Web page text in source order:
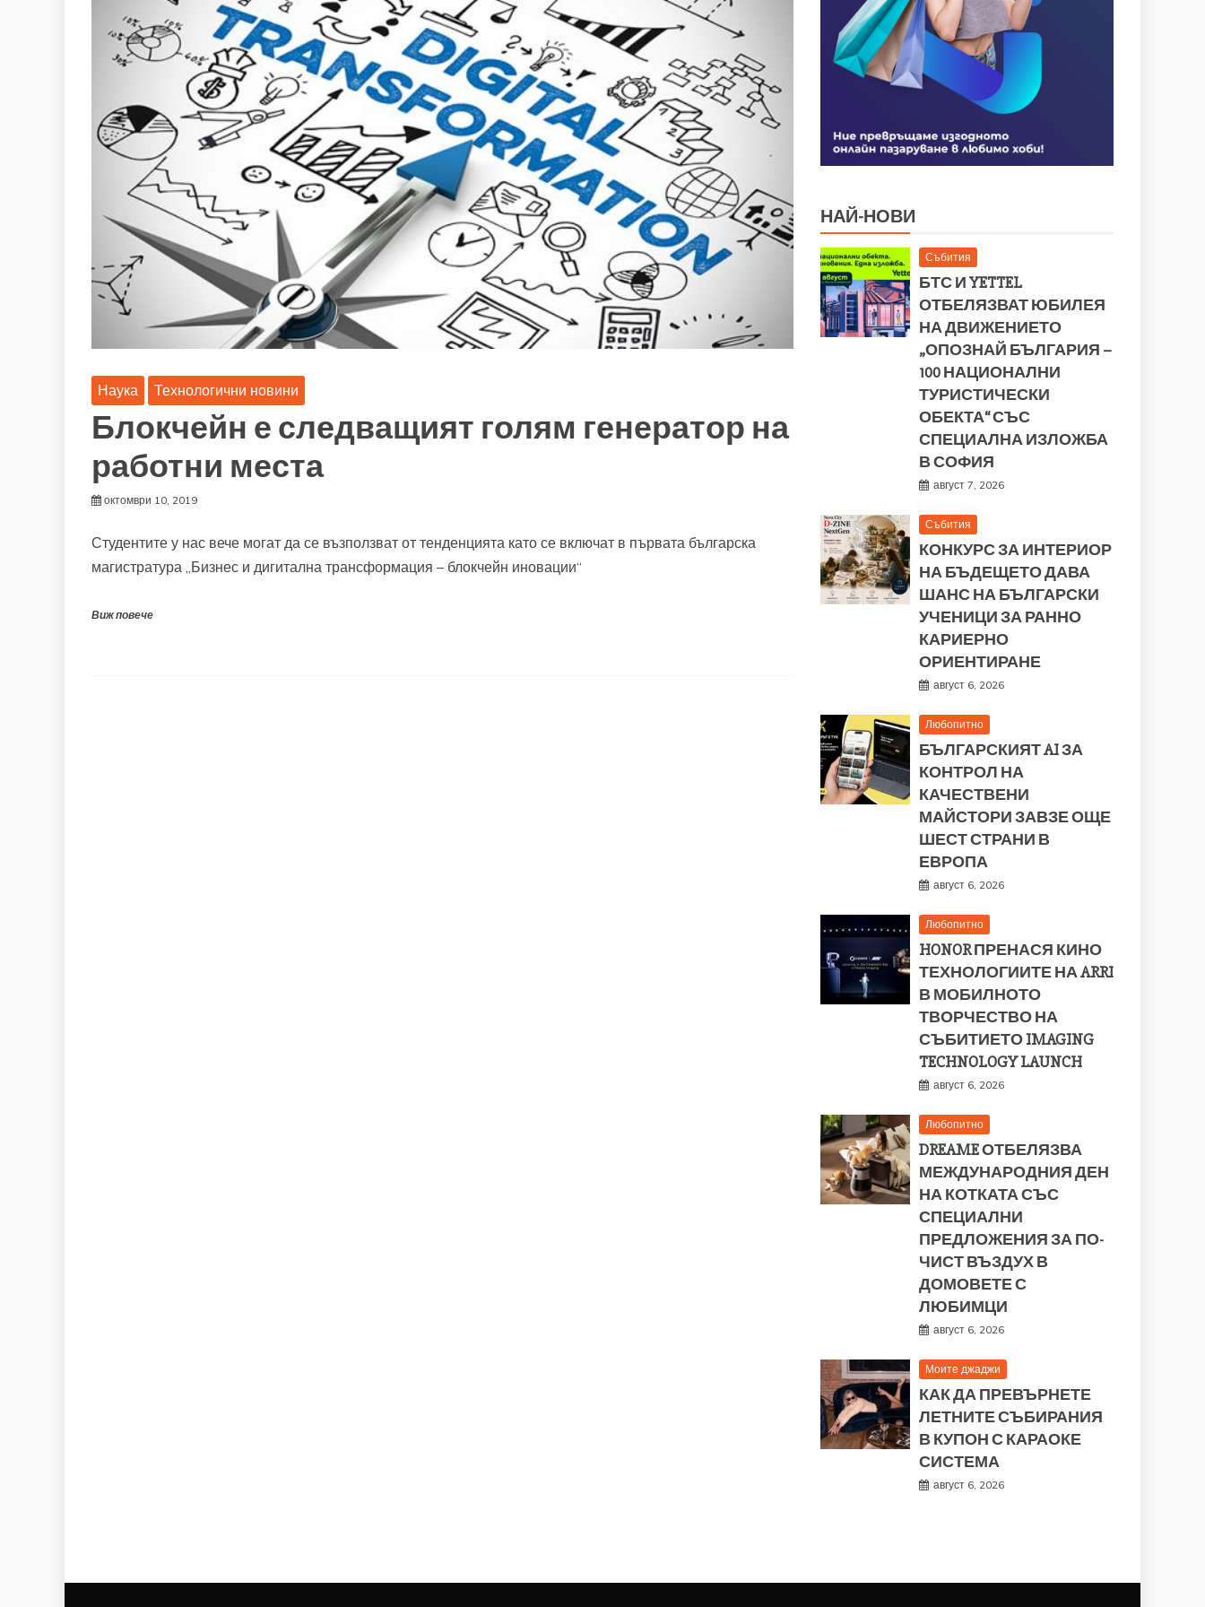
Наука Технологични новини
Блокчейн е следващият голям генератор на
работни места
октомври 10, 2019
Студентите у нас вече могат да се възползват от тенденцията като се включат в първата българска
магистратура „Бизнес и дигитална трансформация – блокчейн иновации“
Виж повече
НАЙ-НОВИ
Събития
БТС И YETTEL
ОТБЕЛЯЗВАТ ЮБИЛЕЯ
НА ДВИЖЕНИЕТО
„ОПОЗНАЙ БЪЛГАРИЯ –
100 НАЦИОНАЛНИ
ТУРИСТИЧЕСКИ
ОБЕКТА“ СЪС
СПЕЦИАЛНА ИЗЛОЖБА
В СОФИЯ
август 7, 2026
Събития
КОНКУРС ЗА ИНТЕРИОР
НА БЪДЕЩЕТО ДАВА
ШАНС НА БЪЛГАРСКИ
УЧЕНИЦИ ЗА РАННО
КАРИЕРНО
ОРИЕНТИРАНЕ
август 6, 2026
Любопитно
БЪЛГАРСКИЯТ AI ЗА
КОНТРОЛ НА
КАЧЕСТВЕНИ
МАЙСТОРИ ЗАВЗЕ ОЩЕ
ШЕСТ СТРАНИ В
ЕВРОПА
август 6, 2026
Любопитно
HONOR ПРЕНАСЯ КИНО
ТЕХНОЛОГИИТЕ НА ARRI
В МОБИЛНОТО
ТВОРЧЕСТВО НА
СЪБИТИЕТО IMAGING
TECHNOLOGY LAUNCH
август 6, 2026
Любопитно
DREAME ОТБЕЛЯЗВА
МЕЖДУНАРОДНИЯ ДЕН
НА КОТКАТА СЪС
СПЕЦИАЛНИ
ПРЕДЛОЖЕНИЯ ЗА ПО-
ЧИСТ ВЪЗДУХ В
ДОМОВЕТЕ С
ЛЮБИМЦИ
август 6, 2026
Моите джаджи
КАК ДА ПРЕВЪРНЕТЕ
ЛЕТНИТЕ СЪБИРАНИЯ
В КУПОН С КАРАОКЕ
СИСТЕМА
август 6, 2026